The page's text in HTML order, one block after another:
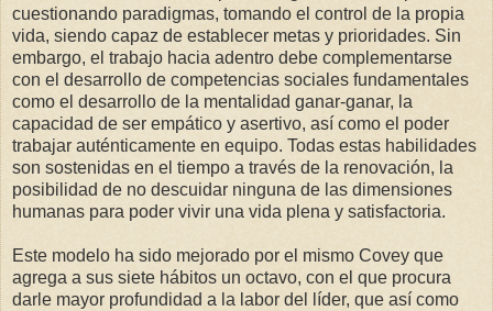
cuestionando paradigmas, tomando el control de la propia
vida, siendo capaz de establecer metas y prioridades. Sin
embargo, el trabajo hacia adentro debe complementarse
con el desarrollo de competencias sociales fundamentales
como el desarrollo de la mentalidad ganar-ganar, la
capacidad de ser empático y asertivo, así como el poder
trabajar auténticamente en equipo. Todas estas habilidades
son sostenidas en el tiempo a través de la renovación, la
posibilidad de no descuidar ninguna de las dimensiones
humanas para poder vivir una vida plena y satisfactoria.
Este modelo ha sido mejorado por el mismo Covey que
agrega a sus siete hábitos un octavo, con el que procura
darle mayor profundidad a la labor del líder, que así como